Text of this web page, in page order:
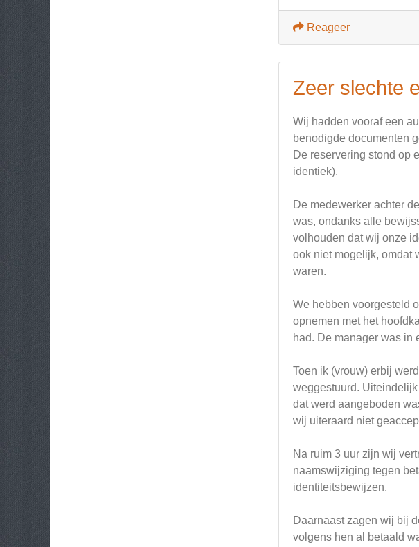
Reageer
Zeer slechte
Wij hadden vooraf een
benodigde documenten
De reservering stond op
identiek).
De medewerker achter
was, ondanks alle
volhouden dat wij onze
ook niet mogelijk, omdat
waren.
We hebben voorgesteld
opnemen met het
had. De manager was in
Toen ik (vrouw) erbij
weggestuurd.
dat werd aangeboden
wij uiteraard niet
Na ruim 3 uur zijn wij
naamswijziging tegen
identiteitsbewijzen.
Daarnaast zagen wij bij
volgens hen al betaald